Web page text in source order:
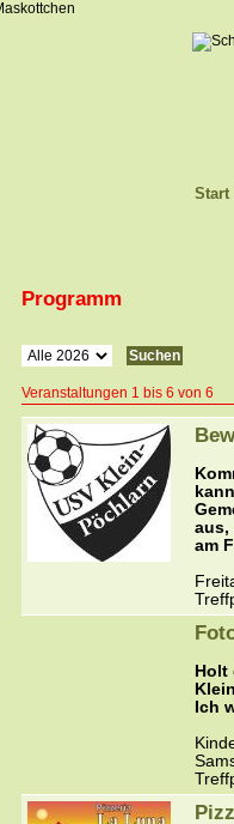
Start
Programm
Veranstaltungen 1 bis 6 von 6
aus,
am
Ich